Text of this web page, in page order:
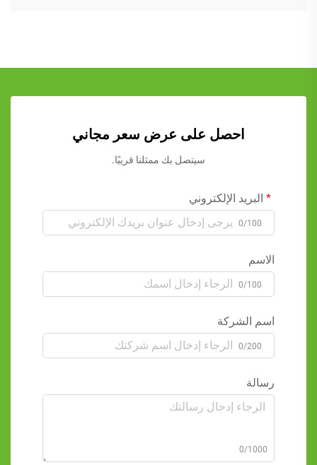
احصل على عرض سعر مجاني
سيتصل بك ممثلنا قريبًا.
البريد الإلكتروني
0/100
الاسم
0/100
اسم الشركة
0/200
رسالة
0/1000